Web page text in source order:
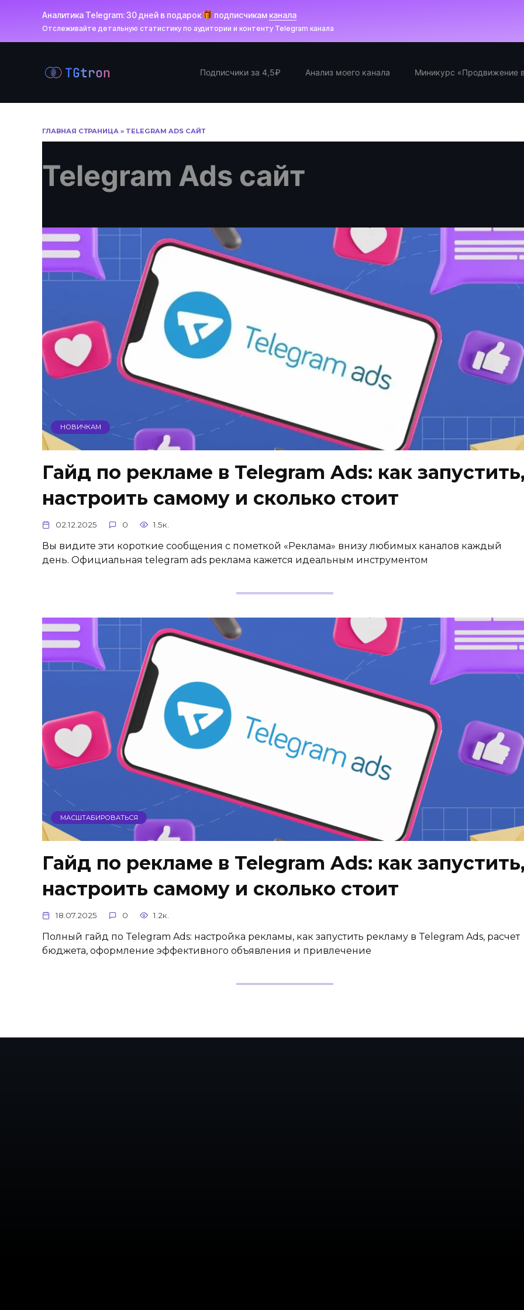
содержанию
Аналитика Telegram: 30 дней в подарок подписчикам канала
Отслеживайте детальную статистику по аудитории и контенту Telegram канала
Подписчики за 4,5₽ Анализ моего канала Миникурс «Продвижение
ГЛАВНАЯ СТРАНИЦА » TELEGRAM ADS САЙТ
Telegram Ads сайт
НОВИЧКАМ
Гайд по рекламе в Telegram Ads: как
настроить самому и сколько стоит
02.12.2025 0 1.5к.
Вы видите эти короткие сообщения с пометкой «Реклама» внизу любимых каналов каждый
день. Официальная telegram ads реклама кажется идеальным инструментом
МАСШТАБИРОВАТЬСЯ
Гайд по рекламе в Telegram Ads: как
настроить самому и сколько стоит
18.07.2025 0 1.2к.
Полный гайд по Telegram Ads: настройка рекламы, как запустить рекламу в Telegram Ads, расчет
бюджета, оформление эффективного объявления и привлечение